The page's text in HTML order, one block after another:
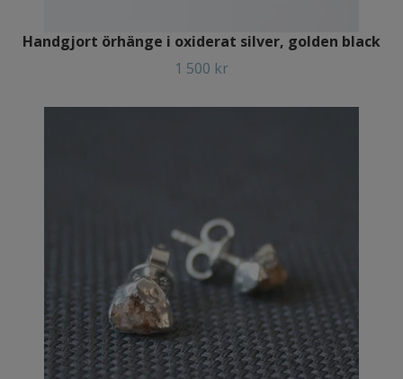
Handgjort örhänge i oxiderat silver, golden black
1 500 kr